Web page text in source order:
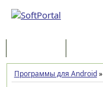
Программы для Android»